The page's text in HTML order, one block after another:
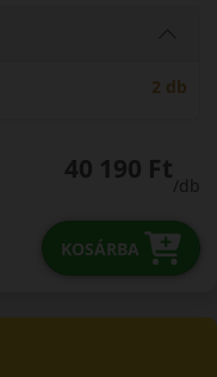
2 db
40 190 Ft
/db
KOSÁRBA